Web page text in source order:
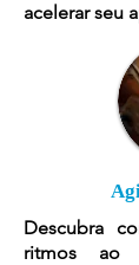
acelerar seu
Descubra
ritmos ao